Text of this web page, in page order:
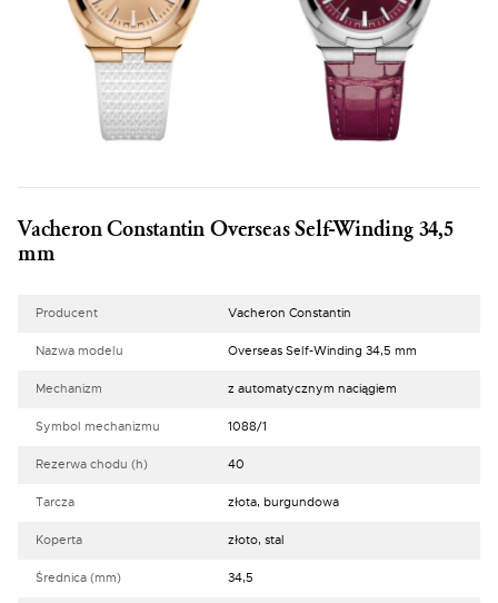
Vacheron Constantin Overseas Self-Winding 34,5
mm
Producent Vacheron Constantin
Nazwa modelu Overseas Self-Winding 34,5 mm
Mechanizm z automatycznym naciągiem
Symbol mechanizmu 1088/1
Rezerwa chodu (h) 40
Tarcza złota, burgundowa
Koperta złoto, stal
Średnica (mm) 34,5